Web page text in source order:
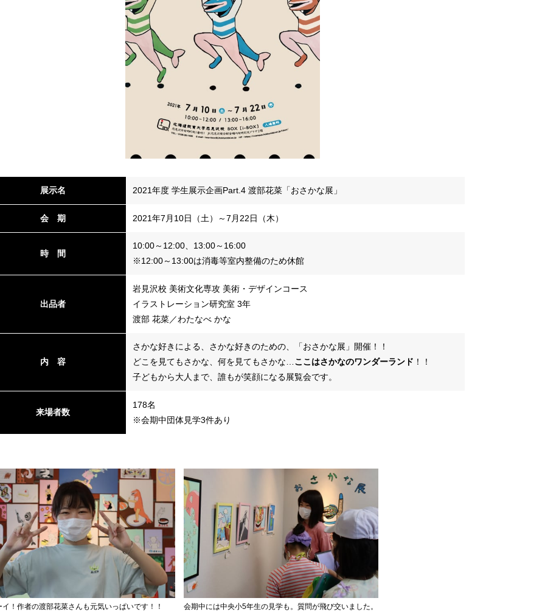
展示名 2021年度 学生展示企画Part.4 渡部花菜「おさかな展」
会 期 2021年7月10日（土）～7月22日（木）
時 間
10:00～12:00、13:00～16:00
※12:00～13:00は消毒等室内整備のため休館
出品者
岩見沢校 美術文化専攻 美術・デザインコース
イラストレーション研究室 3年
渡部 花菜／わたなべ かな
内 容
さかな好きによる、さかな好きのための、「おさかな展」開催！！
どこを見てもさかな、何を見てもさかな… ここはさかなのワンダーランド ！！
子どもから大人まで、誰もが笑顔になる展覧会です。
来場者数
178名
※会期中団体見学3件あり
イ！作者の渡部花菜さんも元気いっぱいです！！ 会期中には中央小5年生の見学も。質問が飛び交いました。